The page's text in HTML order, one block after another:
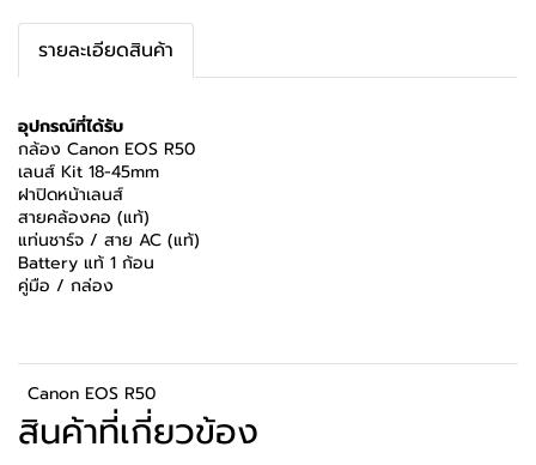
รายละเอียดสินค้า
อุปกรณ์ที่ได้รับ
กล้อง Canon EOS R50
เลนส์ Kit 18-45mm
ฝาปิดหน้าเลนส์
สายคล้องคอ (แท้)
แท่นชาร์จ / สาย AC (แท้)
Battery แท้ 1 ก้อน
คู่มือ / กล่อง
Canon EOS R50
สินค้าที่เกี่ยวข้อง